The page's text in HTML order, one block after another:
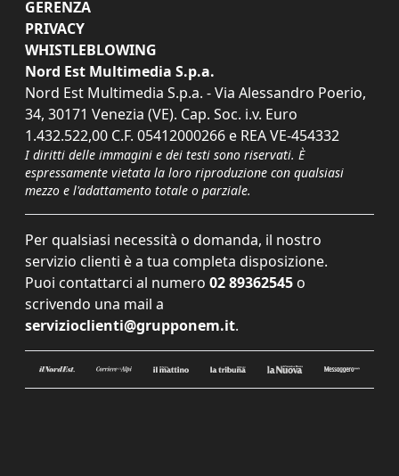
GERENZA
PRIVACY
WHISTLEBLOWING
Nord Est Multimedia S.p.a.
Nord Est Multimedia S.p.a. - Via Alessandro Poerio,
34, 30171 Venezia (VE). Cap. Soc. i.v. Euro
1.432.522,00 C.F. 05412000266 e REA VE-454332
I diritti delle immagini e dei testi sono riservati. È
espressamente vietata la loro riproduzione con qualsiasi
mezzo e l'adattamento totale o parziale.
Per qualsiasi necessità o domanda, il nostro
servizio clienti è a tua completa disposizione.
Puoi contattarci al numero 02 89362545 o
scrivendo una mail a
servizioclienti@grupponem.it.